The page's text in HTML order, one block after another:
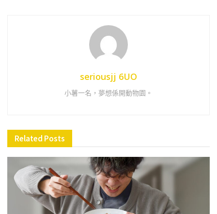
seriousjj 6UO
小薯一名，夢想係開動物園。
Related Posts